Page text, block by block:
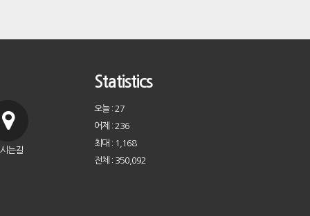
는길
Statistics
오늘 : 27
어제 : 236
최대 : 1,168
전체 : 350,092